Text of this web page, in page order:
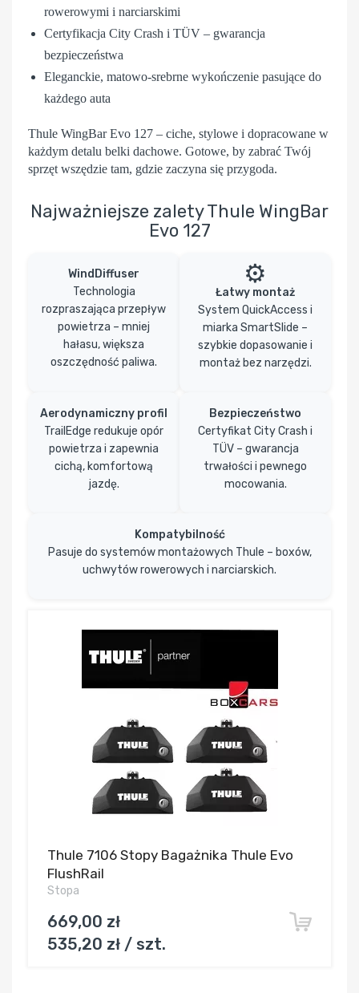
rowerowymi i narciarskimi
Certyfikacja City Crash i TÜV – gwarancja
bezpieczeństwa
Eleganckie, matowo-srebrne wykończenie pasujące do
każdego auta
Thule WingBar Evo 127 – ciche, stylowe i dopracowane w
każdym detalu belki dachowe. Gotowe, by zabrać Twój
sprzęt wszędzie tam, gdzie zaczyna się przygoda.
Najważniejsze zalety Thule WingBar
Evo 127
WindDiffuser
Technologia
rozpraszająca przepływ
powietrza – mniej
hałasu, większa
oszczędność paliwa.
⚙️
Łatwy montaż
System QuickAccess i
miarka SmartSlide –
szybkie dopasowanie i
montaż bez narzędzi.
Aerodynamiczny profil
TrailEdge redukuje opór
powietrza i zapewnia
cichą, komfortową
jazdę.
Bezpieczeństwo
Certyfikat City Crash i
TÜV – gwarancja
trwałości i pewnego
mocowania.
Kompatybilność
Pasuje do systemów montażowych Thule – boxów,
uchwytów rowerowych i narciarskich.
Thule 7106 Stopy Bagażnika Thule Evo
FlushRail
Stopa
669,00 zł
535,20 zł / szt.